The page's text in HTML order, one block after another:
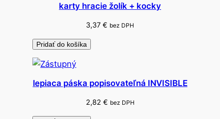
karty hracie žolík + kocky
3,37 € bez DPH
Pridať do košíka
lepiaca páska popisovateľná INVISIBLE
2,82 € bez DPH